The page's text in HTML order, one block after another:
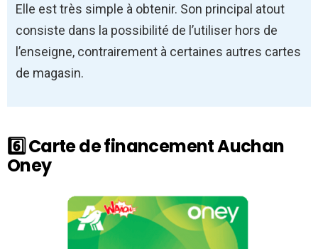
Elle est très simple à obtenir. Son principal atout
consiste dans la possibilité de l’utiliser hors de
l’enseigne, contrairement à certaines autres cartes
de magasin.
6️⃣ Carte de financement Auchan
Oney